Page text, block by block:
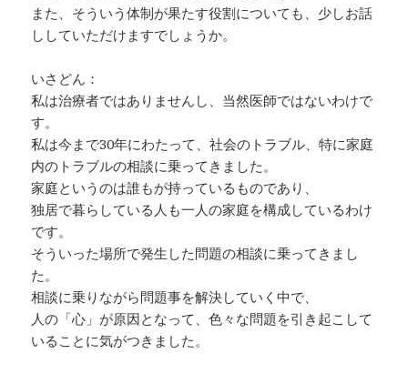
また、そういう体制が果たす役割についても、少しお話
ししていただけますでしょうか。
いさどん：
私は治療者ではありませんし、当然医師ではないわけで
す。
私は今まで30年にわたって、社会のトラブル、特に家庭
内のトラブルの相談に乗ってきました。
家庭というのは誰もが持っているものであり、
独居で暮らしている人も一人の家庭を構成しているわけ
です。
そういった場所で発生した問題の相談に乗ってきまし
た。
相談に乗りながら問題事を解決していく中で、
人の「心」が原因となって、色々な問題を引き起こして
いることに気がつきました。